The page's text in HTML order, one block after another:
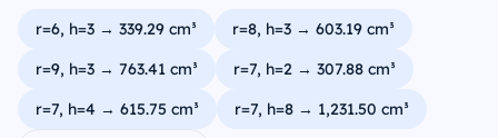
r=6, h=3 → 339.29 cm³
r=8, h=3 → 603.19 cm³
r=9, h=3 → 763.41 cm³
r=7, h=2 → 307.88 cm³
r=7, h=4 → 615.75 cm³
r=7, h=8 → 1,231.50 cm³